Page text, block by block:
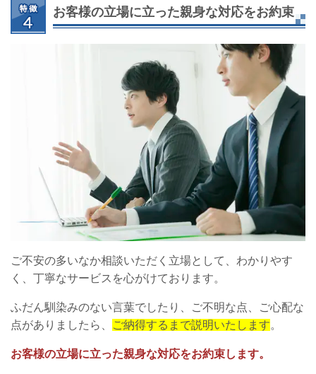
お客様の立場に立った親身な対応をお約束
ご不安の多いなか相談いただく立場として、わかりやす
く、丁寧なサービスを心がけております。
ふだん馴染みのない言葉でしたり、ご不明な点、ご心配な
点がありましたら、
ご納得するまで説明いたします。
お客様の立場に立った親身な対応をお約束します。